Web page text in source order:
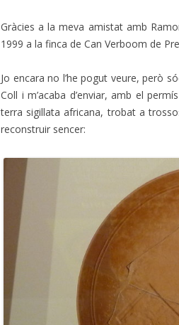
Gràcies a la meva amistat amb
1999 a la finca de Can Verboom de
Jo encara no l’he pogut veure, però
Coll i m’acaba d’enviar, amb el
terra sigillata africana, trobat a
reconstruir sencer: